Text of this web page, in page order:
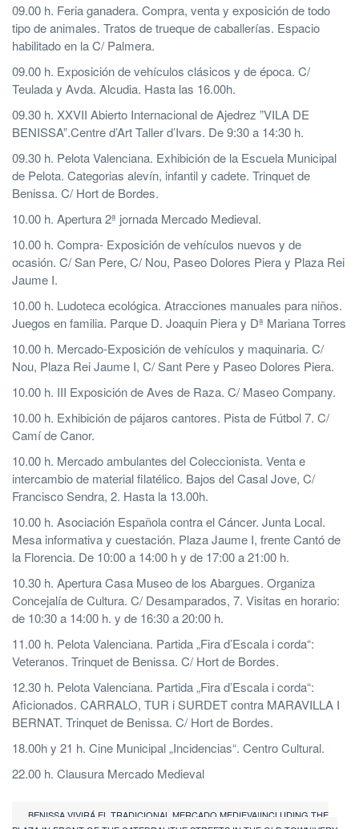
09.00 h. Feria ganadera. Compra, venta y exposición de todo
tipo de animales. Tratos de trueque de caballerías. Espacio
habilitado en la C/ Palmera.
09.00 h. Exposición de vehículos clásicos y de época. C/
Teulada y Avda. Alcudia. Hasta las 16.00h.
09.30 h. XXVII Abierto Internacional de Ajedrez ”VILA DE
BENISSA”.Centre d’Art Taller d’Ivars. De 9:30 a 14:30 h.
09.30 h. Pelota Valenciana. Exhibición de la Escuela Municipal
de Pelota. Categorias alevín, infantil y cadete. Trinquet de
Benissa. C/ Hort de Bordes.
10.00 h. Apertura 2ª jornada Mercado Medieval.
10.00 h. Compra- Exposición de vehículos nuevos y de
ocasión. C/ San Pere, C/ Nou, Paseo Dolores Piera y Plaza Rei
Jaume I.
10.00 h. Ludoteca ecológica. Atracciones manuales para niños.
Juegos en familia. Parque D. Joaquin Piera y Dª Mariana Torres
10.00 h. Mercado-Exposición de vehículos y maquinaria. C/
Nou, Plaza Rei Jaume I, C/ Sant Pere y Paseo Dolores Piera.
10.00 h. III Exposición de Aves de Raza. C/ Maseo Company.
10.00 h. Exhibición de pájaros cantores. Pista de Fútbol 7. C/
Camí de Canor.
10.00 h. Mercado ambulantes del Coleccionista. Venta e
intercambio de material filatélico. Bajos del Casal Jove, C/
Francisco Sendra, 2. Hasta la 13.00h.
10.00 h. Asociación Española contra el Cáncer. Junta Local.
Mesa informativa y cuestación. Plaza Jaume I, frente Cantó de
la Florencia. De 10:00 a 14:00 h y de 17:00 a 21:00 h.
10.30 h. Apertura Casa Museo de los Abargues. Organiza
Concejalía de Cultura. C/ Desamparados, 7. Visitas en horario:
de 10:30 a 14:00 h. y de 16:30 a 20:00 h.
11.00 h. Pelota Valenciana. Partida „Fira d’Escala i corda“:
Veteranos. Trinquet de Benissa. C/ Hort de Bordes.
12.30 h. Pelota Valenciana. Partida „Fira d’Escala i corda“:
Aficionados. CARRALO, TUR i SURDET contra MARAVILLA I
BERNAT. Trinquet de Benissa. C/ Hort de Bordes.
18.00h y 21 h. Cine Municipal „Incidencias“. Centro Cultural.
22.00 h. Clausura Mercado Medieval
BENISSA VIVIRÁ EL TRADICIONAL MERCADO MEDIEVA|INCLUDING THE